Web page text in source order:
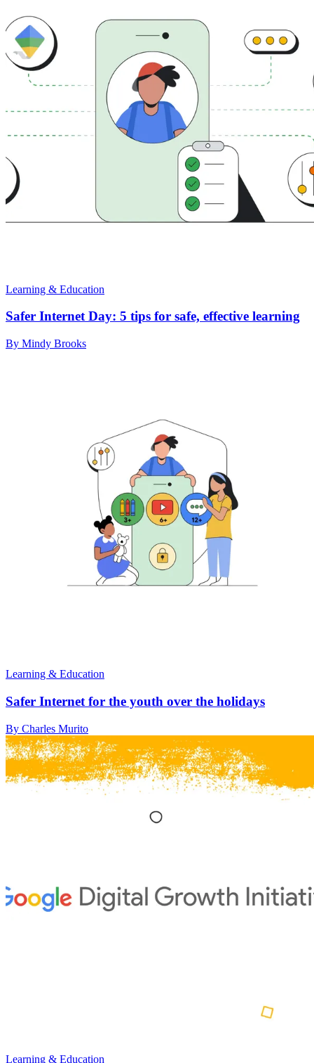
Learning & Education
Safer Internet Day: 5 tips for safe, effective learning
By Mindy Brooks
Learning & Education
Safer Internet for the youth over the holidays
By Charles Murito
Learning & Education